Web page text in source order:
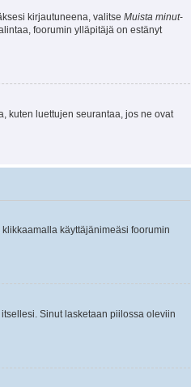
kirjautuneena, valitse Muista minut-
foorumin ylläpitäjä on estänyt
kuten luettujen seurantaa, jos ne ovat
käyttäjänimeäsi foorumin
Sinut lasketaan piilossa oleviin